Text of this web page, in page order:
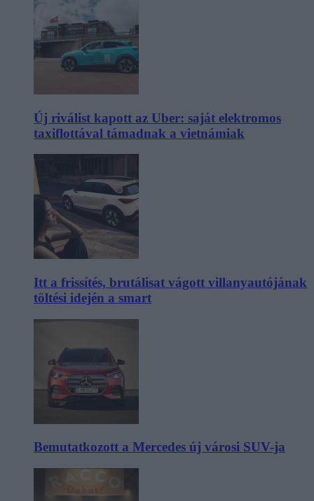
Új riválist kapott az Uber: saját elektromos
taxiflottával támadnak a vietnámiak
Itt a frissítés, brutálisat vágott villanyautójának
töltési idején a smart
Bemutatkozott a Mercedes új városi SUV-ja